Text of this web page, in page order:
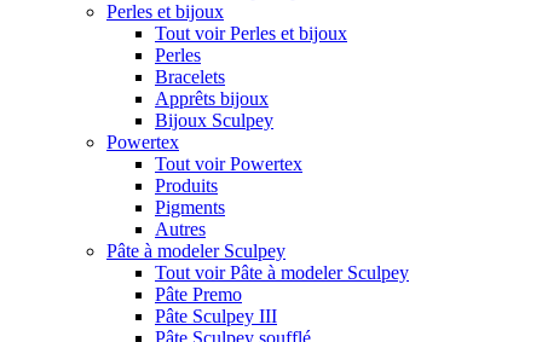
Perles et bijoux
Tout voir Perles et bijoux
Perles
Bracelets
Apprêts bijoux
Bijoux Sculpey
Powertex
Tout voir Powertex
Produits
Pigments
Autres
Pâte à modeler Sculpey
Tout voir Pâte à modeler Sculpey
Pâte Premo
Pâte Sculpey III
Pâte Sculpey soufflé